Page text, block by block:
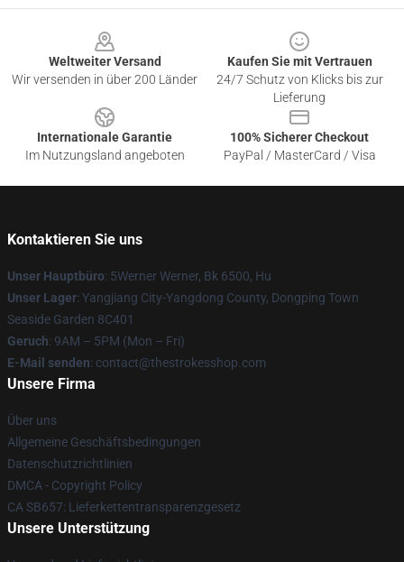
Weltweiter Versand
Wir versenden in über 200 Länder
Kaufen Sie mit Vertrauen
24/7 Schutz von Klicks bis zur
Lieferung
Internationale Garantie
Im Nutzungsland angeboten
100% Sicherer Checkout
PayPal / MasterCard / Visa
Kontaktieren Sie uns
Unser Hauptbüro: 5Werner Werner, Bk 6500, Hu
Unser Lager: Yangjiang City-Yangdong County, Dongping Town
Seaside Garden 8C401
Geruch: 9AM – 5PM (Mon – Fri)
E-Mail senden: contact@thestrokesshop.com
Unsere Firma
Über uns
Allgemeine Geschäftsbedingungen
Datenschutzrichtlinien
DMCA - Copyright Policy
CA SB657: Lieferkettentransparenzgesetz
Unsere Unterstützung